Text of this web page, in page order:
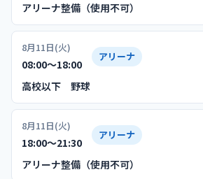
アリーナ整備（使用不可）
8月11日(火)
08:00〜18:00
アリーナ
高校以下 野球
8月11日(火)
18:00〜21:30
アリーナ
アリーナ整備（使用不可）